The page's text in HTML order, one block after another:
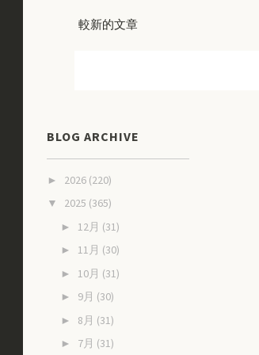
較新的文章
BLOG ARCHIVE
► 2026 (220)
▼ 2025 (365)
► 12月 (31)
► 11月 (30)
► 10月 (31)
► 9月 (30)
► 8月 (31)
► 7月 (31)